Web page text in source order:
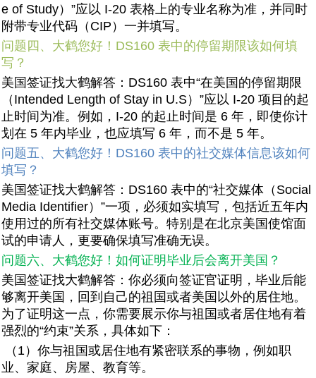
e of Study）”应以 I-20 表格上的专业名称为准，并同时
附带专业代码（CIP）一并填写。
问题四、大鹤您好！DS160 表中的停留期限该如何填
写？
美国签证找大鹤解答：DS160 表中“在美国的停留期限
（Intended Length of Stay in U.S）”应以 I-20 项目的起
止时间为准。例如，I-20 的起止时间是 6 年，即使你计
划在 5 年内毕业，也应填写 6 年，而不是 5 年。
问题五、大鹤您好！DS160 表中的社交媒体信息该如何
填写？
美国签证找大鹤解答：DS160 表中的“社交媒体（Social
Media Identifier）”一项，必须如实填写，包括近五年内
使用过的所有社交媒体账号。特别是在北京美国使馆面
试的申请人，更要确保填写准确无误。
问题六、大鹤您好！如何证明毕业后会离开美国？
美国签证找大鹤解答：你必须向签证官证明，毕业后能
够离开美国，回到自己的祖国或者美国以外的居住地。
为了证明这一点，你需要展示你与祖国或者居住地有着
强烈的“约束”关系，具体如下：
（1）你与祖国或居住地有紧密联系的事物，例如职
业、家庭、房屋、教育等。